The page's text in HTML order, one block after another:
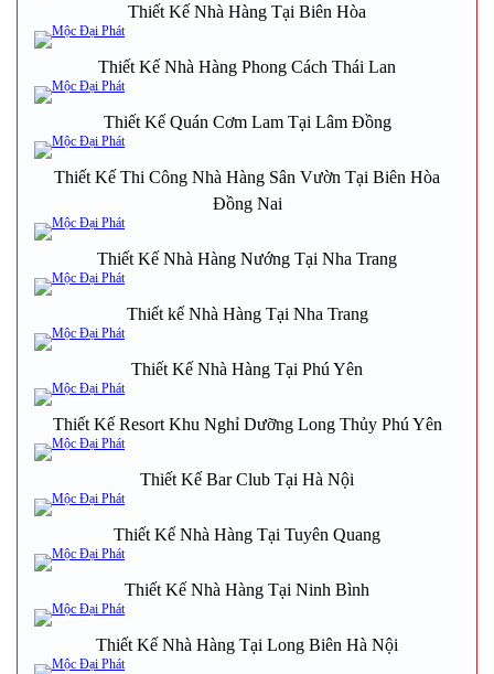
Thiết Kế Nhà Hàng Tại Biên Hòa
Thiết Kế Nhà Hàng Phong Cách Thái Lan
Thiết Kế Quán Cơm Lam Tại Lâm Đồng
Thiết Kế Thi Công Nhà Hàng Sân Vườn Tại Biên Hòa
Đồng Nai
Thiết Kế Nhà Hàng Nướng Tại Nha Trang
Thiết kế Nhà Hàng Tại Nha Trang
Thiết Kế Nhà Hàng Tại Phú Yên
Thiết Kế Resort Khu Nghỉ Dưỡng Long Thủy Phú Yên
Thiết Kế Bar Club Tại Hà Nội
Thiết Kế Nhà Hàng Tại Tuyên Quang
Thiết Kế Nhà Hàng Tại Ninh Bình
Thiết Kế Nhà Hàng Tại Long Biên Hà Nội